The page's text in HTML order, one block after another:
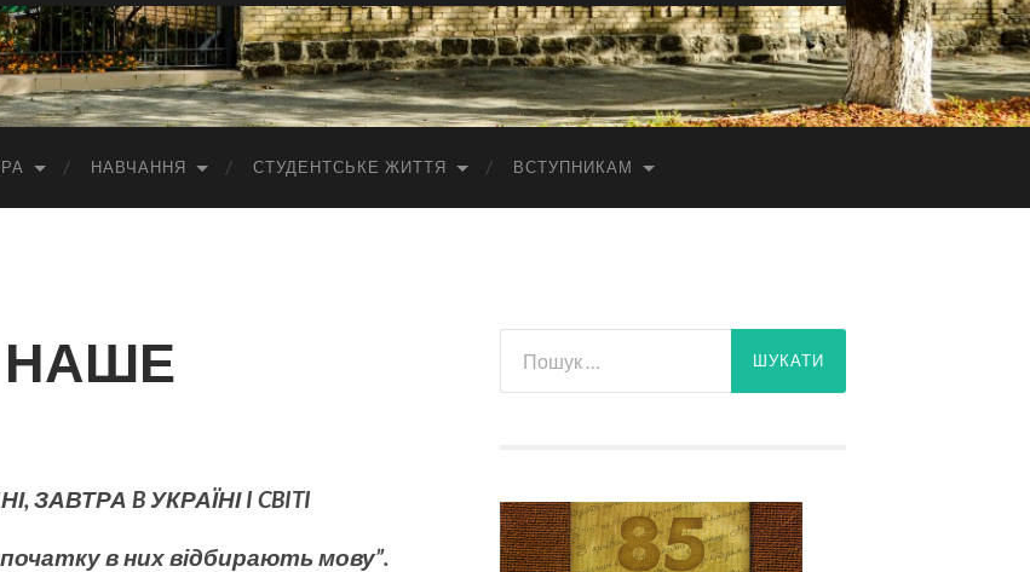
НАВЧАННЯ СТУДЕНТСЬКЕ ЖИТТЯ ВСТУПНИКАМ
НАШЕ
ЗАВТРА B УКРАЇНІ I CBITI
в них відбирають мову”.